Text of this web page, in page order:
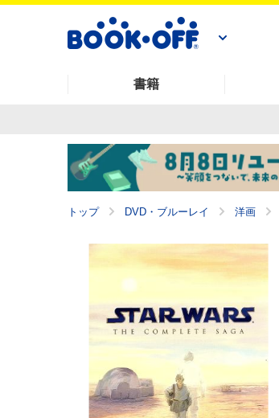
書籍
トップ DVD・ブルーレイ 洋画